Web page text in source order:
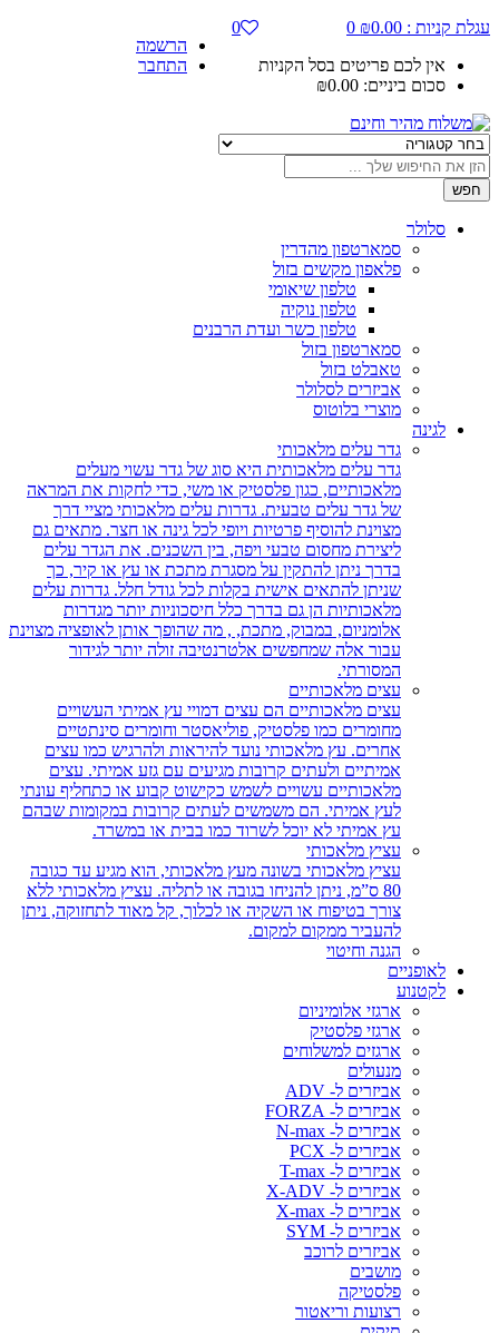
קניות :
₪0.00
0
אין לכם פריטים בסל הקניות
סכום ביניים:
₪0.00
הרשמה
התחבר
סלולר
סמארטפון מהדרין
פלאפון מקשים בזול
טלפון שיאומי
טלפון נוקיה
טלפון כשר ועדת הרבנים
סמארטפון בזול
טאבלט בזול
אביזרים לסלולר
מוצרי בלוטוס
לגינה
גדר עלים מלאכותי
גדר עלים מלאכותית היא סוג של גדר עשוי מעלים
מלאכותיים, כגון פלסטיק או משי, כדי לחקות את המראה
של גדר עלים טבעית. גדרות עלים מלאכותי מציי דרך
מצוינת להוסיף פרטיות ויופי לכל גינה או חצר. מתאים גם
ליצירת מחסום טבעי ויפה, בין השכנים. את הגדר עלים
בדרך ניתן להתקין על מסגרת מתכת או עץ או קיר, כך
שניתן להתאים אישית בקלות לכל גודל חלל. גדרות עלים
מלאכותיות הן גם בדרך כלל חיסכוניות יותר מגדרות
אלומניום, במבוק, מתכת, , מה שהופך אותן לאופציה מצוינת
עבור אלה שמחפשים אלטרנטיבה זולה יותר לגידור
המסורתי.
עצים מלאכותיים
עצים מלאכותיים הם עצים דמויי עץ אמיתי העשויים
מחומרים כמו פלסטיק, פוליאסטר וחומרים סינתטיים
אחרים. עץ מלאכותי נועד להיראות ולהרגיש כמו עצים
אמיתיים ולעתים קרובות מגיעים עם גזע אמיתי. עצים
מלאכותיים עשויים לשמש כקישוט קבוע או כתחליף עונתי
לעץ אמיתי. הם משמשים לעתים קרובות במקומות שבהם
עץ אמיתי לא יוכל לשרוד כמו בבית או במשרד.
עציץ מלאכותי
עציץ מלאכותי בשונה מעץ מלאכותי, הוא מגיע עד כגובה
80 ס”מ, ניתן להניחו בגובה או לתליה. עציץ מלאכותי ללא
צורך בטיפוח או השקיה או לכלוך, קל מאוד לתחזוקה, ניתן
להעביר ממקום למקום.
הגנה וחיטוי
לאופניים
לקטנוע
ארגזי אלומיניום
ארגזי פלסטיק
ארגזים למשלוחים
מנעולים
אביזרים ל- ADV
אביזרים ל- FORZA
אביזרים ל- N-max
אביזרים ל- PCX
אביזרים ל- T-max
אביזרים ל- X-ADV
אביזרים ל- X-max
אביזרים ל- SYM
אביזרים לרוכב
מושבים
פלסטיקה
רצועות וריאטור